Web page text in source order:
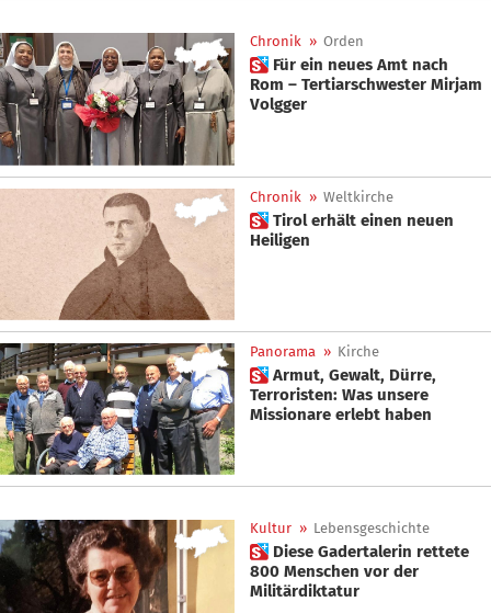
Chronik » Orden
 Für ein neues Amt nach
Rom – Tertiarschwester Mirjam
Volgger
Chronik » Weltkirche
 Tirol erhält einen neuen
Heiligen
Panorama » Kirche
 Armut, Gewalt, Dürre,
Terroristen: Was unsere
Missionare erlebt haben
Kultur » Lebensgeschichte
 Diese Gadertalerin rettete
800 Menschen vor der
Militärdiktatur